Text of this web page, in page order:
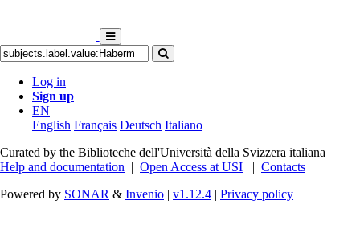
Log in
Sign up
EN
English Français Deutsch Italiano
Curated by the Biblioteche dell'Università della Svizzera italiana
Help and documentation | Open Access at USI | Contacts
Powered by SONAR & Invenio | v1.12.4 | Privacy policy